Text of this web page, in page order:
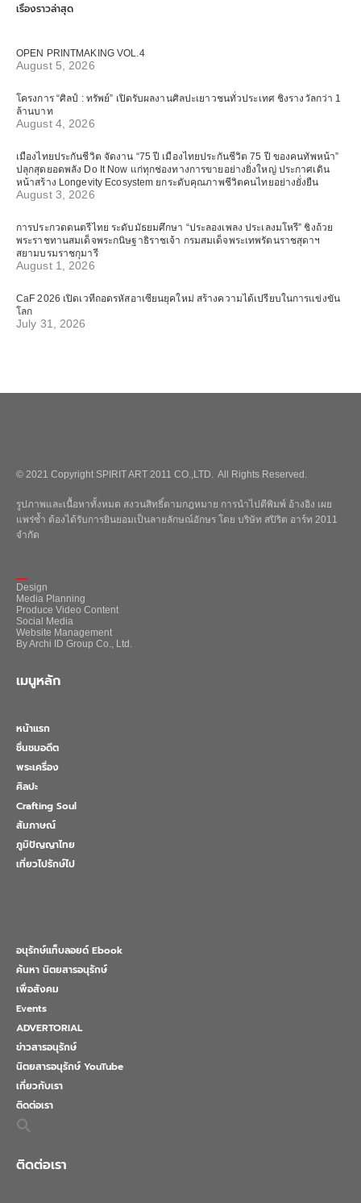
เรื่องราวล่าสุด
OPEN PRINTMAKING VOL.4
August 5, 2026
โครงการ “ศิลป์ : ทรัพย์” เปิดรับผลงานศิลปะเยาวชนทั่วประเทศ ชิงรางวัลกว่า 1
ล้านบาท
August 4, 2026
เมืองไทยประกันชีวิต จัดงาน “75 ปี เมืองไทยประกันชีวิต 75 ปี ของคนทัพหน้า”
ปลุกสุดยอดพลัง Do It Now แก่ทุกช่องทางการขายอย่างยิ่งใหญ่ ประกาศเดิน
หน้าสร้าง Longevity Ecosystem ยกระดับคุณภาพชีวิตคนไทยอย่างยั่งยืน
August 3, 2026
การประกวดดนตรีไทย ระดับมัธยมศึกษา “ประลองเพลง ประเลงมโหรี” ชิงถ้วย
พระราชทานสมเด็จพระกนิษฐาธิราชเจ้า กรมสมเด็จพระเทพรัตนราชสุดาฯ
สยามบรมราชกุมารี
August 1, 2026
CaF 2026 เปิดเวทีถอดรหัสอาเซียนยุคใหม่ สร้างความได้เปรียบในการแข่งขัน
โลก
July 31, 2026
© 2021 Copyright SPIRIT ART 2011 CO.,LTD. All Rights Reserved.
รูปภาพและเนื้อหาทั้งหมด สงวนสิทธิ์ตามกฎหมาย การนำไปตีพิมพ์ อ้างอิง เผย
แพร่ซ้ำ ต้องได้รับการยินยอมเป็นลายลักษณ์อักษร โดย บริษัท สปิริต อาร์ท 2011
จำกัด
Design
Media Planning
Produce Video Content
Social Media
Website Management
By Archi ID Group Co., Ltd.
เมนูหลัก
หน้าแรก
ชื่นชมอดีต
พระเครื่อง
ศิลปะ
Crafting Soul
สัมภาษณ์
ภูมิปัญญาไทย
เที่ยวไปรักษ์ไป
อนุรักษ์แท็บลอยด์ Ebook
ค้นหา นิตยสารอนุรักษ์
เพื่อสังคม
Events
ADVERTORIAL
ข่าวสารอนุรักษ์
นิตยสารอนุรักษ์ YouTube
เกี่ยวกับเรา
ติดต่อเรา
Search
for:
ติดต่อเรา